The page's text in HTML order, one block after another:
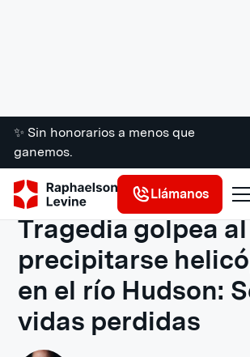
✨ Sin honorarios a menos que
ganemos.
Llámanos
Recursos legales
Tragedia golpea al
precipitarse
en el río Hudson:
vidas perdidas